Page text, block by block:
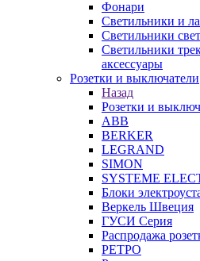
Фонари
Светильники и
Светильники
Светильники
аксессуары
Розетки и выключатели
Назад
Розетки и
ABB
BERKER
LEGRAND
SIMON
SYSTEME
Блоки
Веркель Швеция
ГУСИ Серия
Распродажа
РЕТРО